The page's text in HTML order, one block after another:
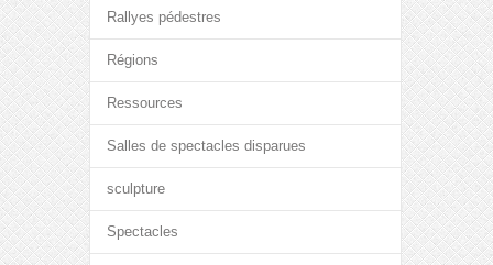
Rallyes pédestres
Régions
Ressources
Salles de spectacles disparues
sculpture
Spectacles